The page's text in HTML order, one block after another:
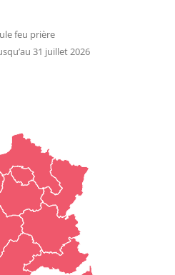
feu prière
31 juillet 2026